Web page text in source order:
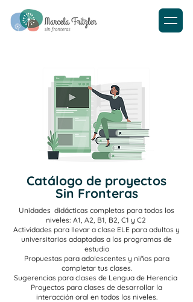
Catálogo de proyectos
Sin Fronteras
Unidades didácticas completas para todos los
niveles: A1, A2, B1, B2, C1 y C2
Actividades para llevar a clase ELE para adultos y
universitarios adaptadas a los programas de
estudio
Propuestas para adolescentes y niños para
completar tus clases.
Sugerencias para clases de Lengua de Herencia
Proyectos para clases de desarrollar la
interacción oral en todos los niveles.